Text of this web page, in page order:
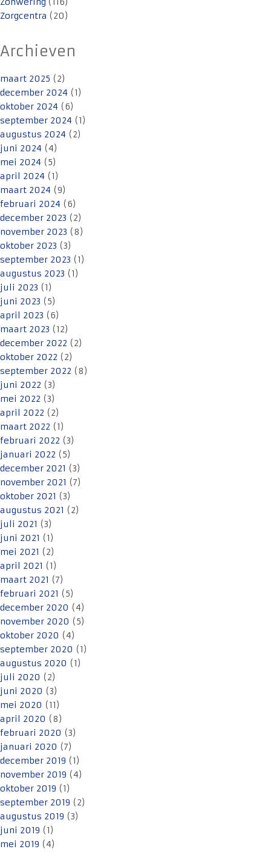
Zorgcentra (20)
Archieven
maart 2025 (2)
december 2024 (1)
oktober 2024 (6)
september 2024 (1)
augustus 2024 (2)
juni 2024 (4)
mei 2024 (5)
april 2024 (1)
maart 2024 (9)
februari 2024 (6)
december 2023 (2)
november 2023 (8)
oktober 2023 (3)
september 2023 (1)
augustus 2023 (1)
juli 2023 (1)
juni 2023 (5)
april 2023 (6)
maart 2023 (12)
december 2022 (2)
oktober 2022 (2)
september 2022 (8)
juni 2022 (3)
mei 2022 (3)
april 2022 (2)
maart 2022 (1)
februari 2022 (3)
januari 2022 (5)
december 2021 (3)
november 2021 (7)
oktober 2021 (3)
augustus 2021 (2)
juli 2021 (3)
juni 2021 (1)
mei 2021 (2)
april 2021 (1)
maart 2021 (7)
februari 2021 (5)
december 2020 (4)
november 2020 (5)
oktober 2020 (4)
september 2020 (1)
augustus 2020 (1)
juli 2020 (2)
juni 2020 (3)
mei 2020 (11)
april 2020 (8)
februari 2020 (3)
januari 2020 (7)
december 2019 (1)
november 2019 (4)
oktober 2019 (1)
september 2019 (2)
augustus 2019 (3)
juni 2019 (1)
mei 2019 (4)